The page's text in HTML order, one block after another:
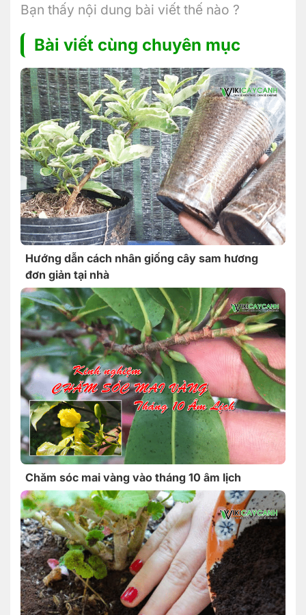
Bạn thấy nội dung bài viết thế nào ?
Bài viết cùng chuyên mục
Hướng dẫn cách nhân giống cây sam hương
đơn giản tại nhà
Chăm sóc mai vàng vào tháng 10 âm lịch